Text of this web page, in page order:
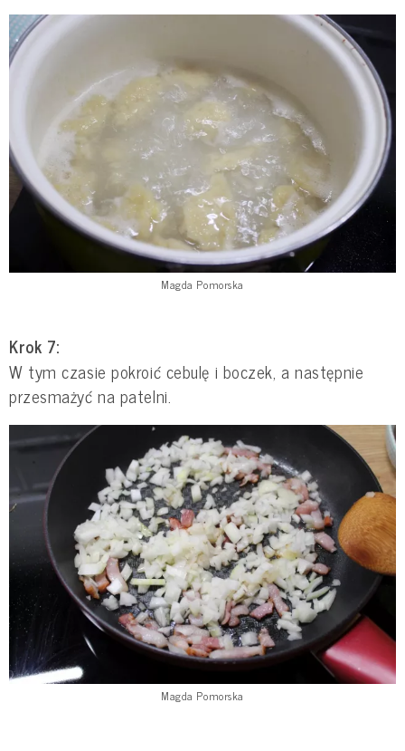
Magda Pomorska
Krok 7:
W tym czasie pokroić cebulę i boczek, a następnie
przesmażyć na patelni.
Magda Pomorska